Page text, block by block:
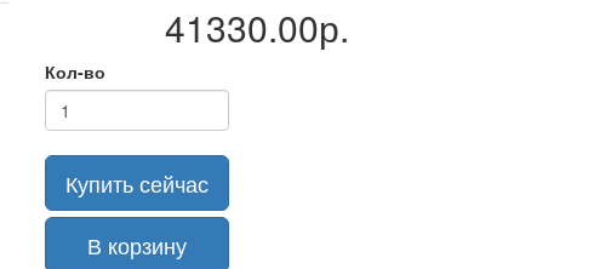
41330.00р.
Кол-во
Купить сейчас
В корзину